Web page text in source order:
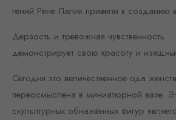
гений Рене Лалик привели к созданию
Дерзость и тревожная
демонстрирует свою красоту и
Сегодня это величественное ода
переосмыслена в миниатюрной вазе.
скульптурных обнажённых фигур